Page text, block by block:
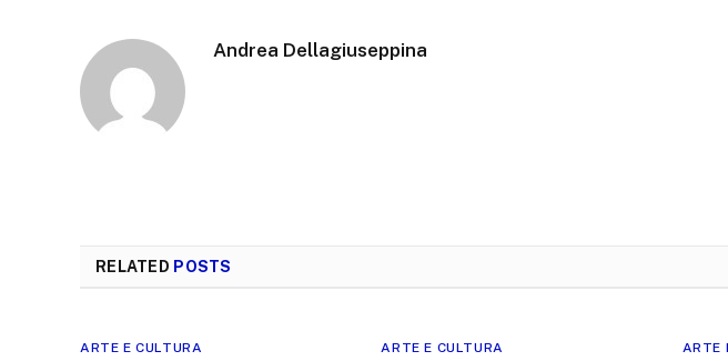
Andrea Dellagiuseppina
RELATED POSTS
ARTE E CULTURA ARTE E CULTURA ARTE